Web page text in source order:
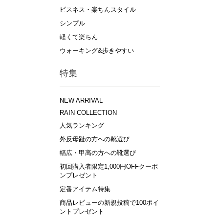
ビスネス・楽ちんスタイル
シンプル
軽くて楽ちん
ウォーキング&歩きやすい
特集
NEW ARRIVAL
RAIN COLLECTION
人気ランキング
外反母趾の方への靴選び
幅広・甲高の方への靴選び
初回購入者限定1,000円OFFクーポ
ンプレゼント
定番アイテム特集
商品レビューの新規投稿で100ポイ
ントプレゼント